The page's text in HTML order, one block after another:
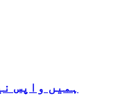
ہمیں واپس